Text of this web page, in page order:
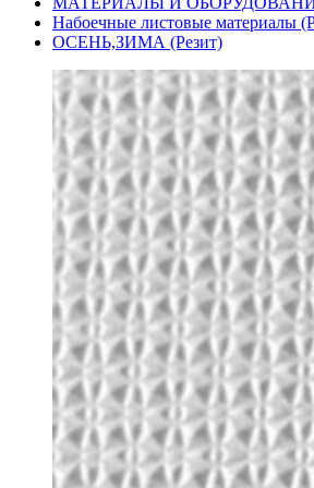
Набоечные листовые материалы
ОСЕНЬ,ЗИМА (Резит)